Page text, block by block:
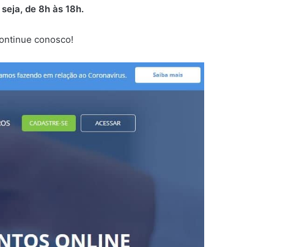
seja, de 8h às 18h.
conosco!